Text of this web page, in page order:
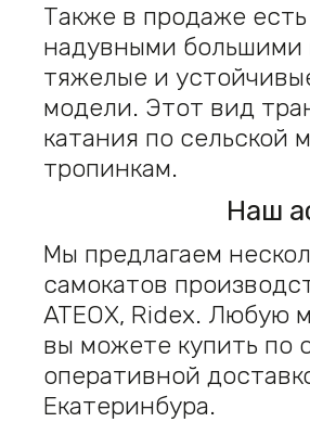
Также в продаже
надувными большими
тяжелые и
модели. Этот вид
катания по сельской
тропинкам.
Наш
Мы предлагаем
самокатов
ATEOX, Ridex. Любую
вы можете купить по
оперативной
Екатеринбура.